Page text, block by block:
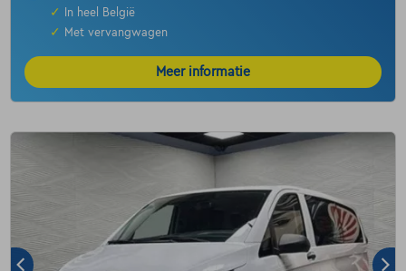
✓
In heel België
✓
Met vervangwagen
Meer informatie